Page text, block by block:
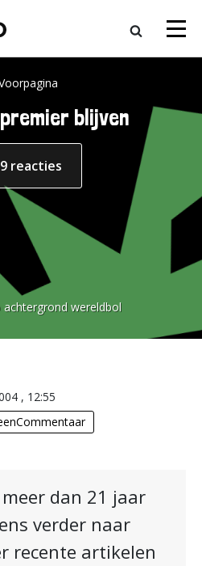
blijven
9 reacties
achtergrond wereldbol
, 12:55
dan 21 jaar
verder naar
recente artikelen